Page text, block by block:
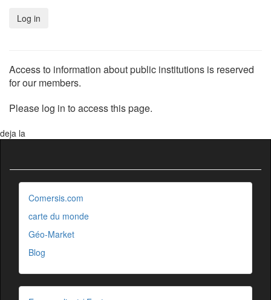
Access to information about public institutions is reserved
for our members.
Please log in to access this page.
deja la
Comersis.com
carte du monde
Géo-Market
Blog